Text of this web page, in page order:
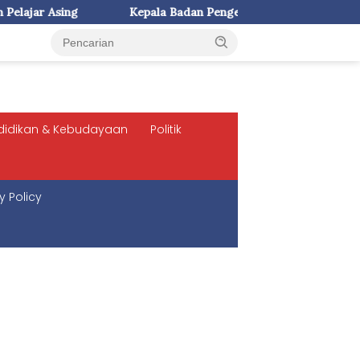
Badan Pengembangan dan Pembinaan Bahasa
& Kebudayaan Politik
Policy